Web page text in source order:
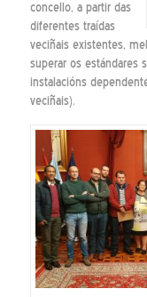
concello, a partir das
diferentes traídas
veciñais existentes,
superar os estándares
instalacións
veciñais).